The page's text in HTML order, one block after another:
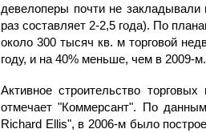
девелоперы почти не закладывали
раз составляет 2-2,5 года). По
около 300 тысяч кв. м торговой
году, и на 40% меньше, чем в 2009-м.
Активное строительство
отмечает "Коммерсант". По
Richard Ellis", в 2006-м было